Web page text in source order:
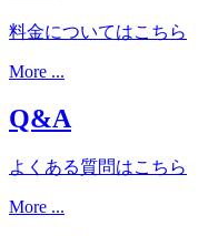
料金についてはこちら
More ...
Q&A
よくある質問はこちら
More ...